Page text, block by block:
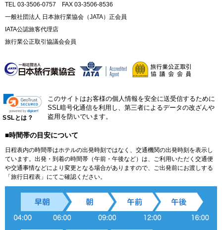
TEL 03-3506-0757 FAX 03-3506-8536
一般社団法人 日本旅行業協会（JATA）正会員
IATA公認旅客代理店
旅行業公正取引協議会会員
SSLとは？
このサイトはお客様の個人情報を安全に送受信するために
SSL暗号化通信を利用し、第三者によるデータの改ざんや
盗用を防いでいます。
■時間帯の目安について
日程表内の時間帯はホテルの出発時刻ではなく、交通機関の出発時刻を表示し
ています。出発・到着の時間帯（午前・午後など）は、ご利用いただく交通便
や交通事情などにより変更となる場合がありますので、ご出発前にお渡しする
「旅行日程表」にてご確認ください。